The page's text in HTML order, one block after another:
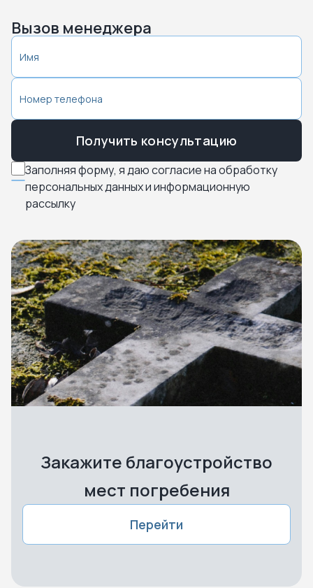
Вызов менеджера
Заполняя форму, я даю согласие на обработку
персональных данных и информационную
рассылку
Получить консультацию
Закажите благоустройство
мест погребения
Перейти